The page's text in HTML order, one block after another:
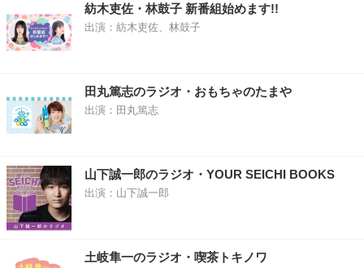
紡木吏佐・林鼓子 新番組始めます!!
出演：紡木吏佐、林鼓子
田丸篤志のラジオ・おもちゃのたまや
出演：田丸篤志
山下誠一郎のラジオ・YOUR SEICHI BOOKS
出演：山下誠一郎
土岐隼一のラジオ・喫茶トキノワ